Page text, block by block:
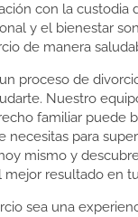
con la custodia
y el bienestar
de manera
proceso de
Nuestro
familiar puede
necesitas para
mismo y
resultado en
sea una